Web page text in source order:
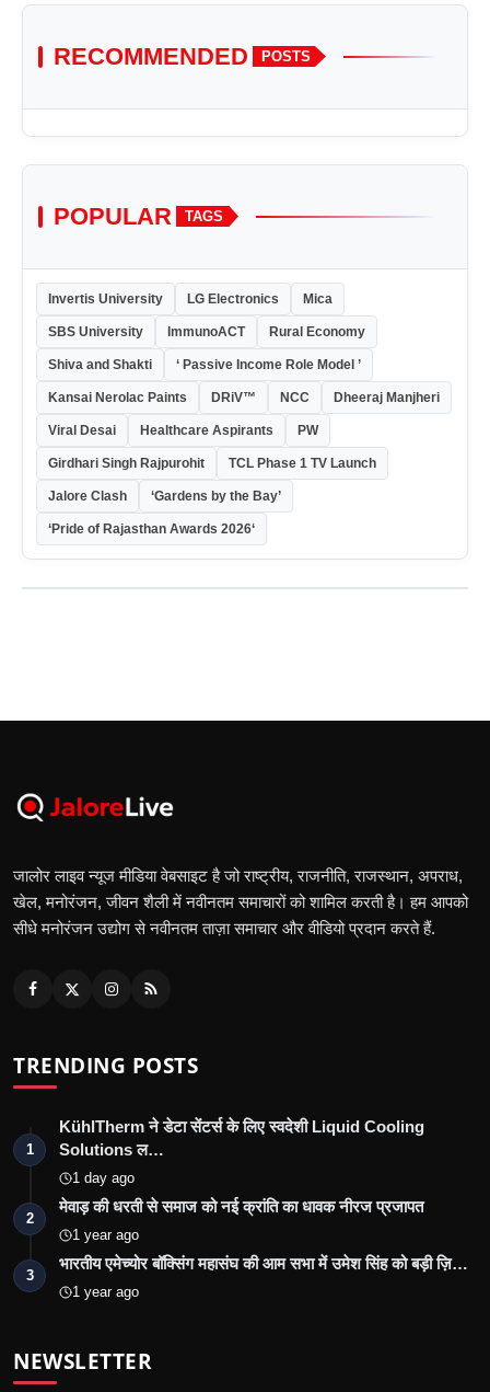
RECOMMENDED POSTS
POPULAR TAGS
Invertis University LG Electronics Mica
SBS University ImmunoACT Rural Economy
Shiva and Shakti ‘ Passive Income Role Model ’
Kansai Nerolac Paints DRiV™ NCC Dheeraj Manjheri
Viral Desai Healthcare Aspirants PW
Girdhari Singh Rajpurohit TCL Phase 1 TV Launch
Jalore Clash ‘Gardens by the Bay’
‘Pride of Rajasthan Awards 2026‘
जालोर लाइव न्यूज मीडिया वेबसाइट है जो राष्ट्रीय, राजनीति, राजस्थान, अपराध,
खेल, मनोरंजन, जीवन शैली में नवीनतम समाचारों को शामिल करती है। हम आपको
सीधे मनोरंजन उद्योग से नवीनतम ताज़ा समाचार और वीडियो प्रदान करते हैं.
TRENDING POSTS
1
KühlTherm ने डेटा सेंटर्स के लिए स्वदेशी Liquid Cooling
Solutions ल…
1 day ago
2
मेवाड़ की धरती से समाज को नई क्रांति का धावक नीरज प्रजापत
1 year ago
3
भारतीय एमेच्योर बॉक्सिंग महासंघ की आम सभा में उमेश सिंह को बड़ी ज़ि…
1 year ago
NEWSLETTER